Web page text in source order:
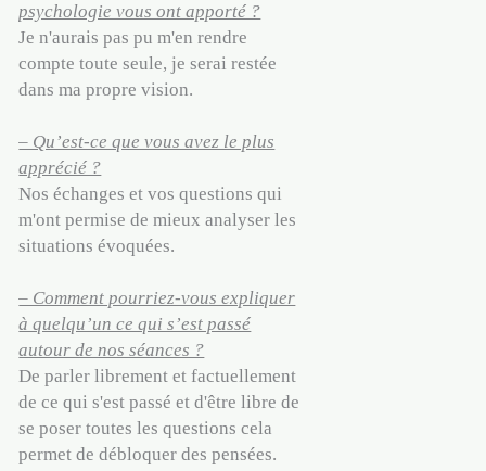
psychologie vous ont apporté ?
Je n'aurais pas pu m'en rendre
compte toute seule, je serai restée
dans ma propre vision.
– Qu’est-ce que vous avez le plus
apprécié ?
Nos échanges et vos questions qui
m'ont permise de mieux analyser les
situations évoquées.
– Comment pourriez-vous expliquer
à quelqu’un ce qui s’est passé
autour de nos séances ?
De parler librement et factuellement
de ce qui s'est passé et d'être libre de
se poser toutes les questions cela
permet de débloquer des pensées.